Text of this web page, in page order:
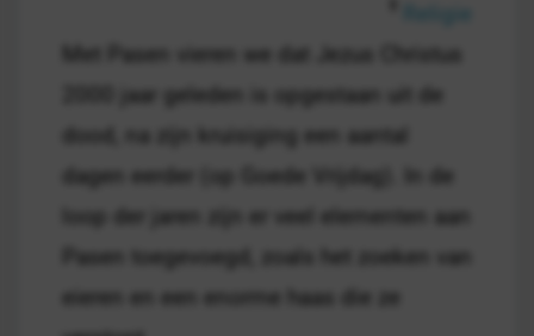
Met Pasen vieren we dat Jezus Christus
2000 jaar geleden is opgestaan uit de
dood, na zijn kruisiging een aantal
dagen eerder (op Goede Vrijdag). In de
loop der jaren zijn er veel elementen aan
Pasen toegevoegd, zoals het zoeken van
eieren en een enorme haas die ze